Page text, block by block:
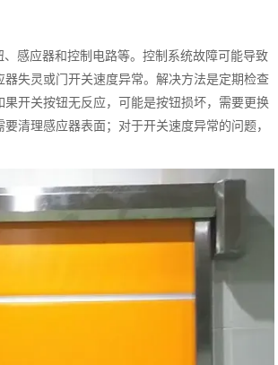
感应器和控制电路等。控制系统故障可能导致
失灵或门开关速度异常。解决方法是定期检查
开关按钮无反应，可能是按钮损坏，需要更换
清理感应器表面；对于开关速度异常的问题，